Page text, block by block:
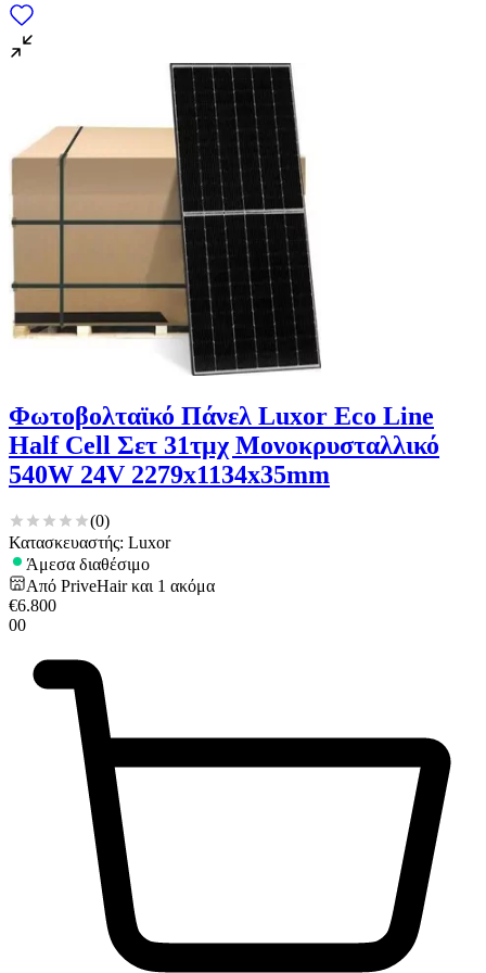
Φωτοβολταϊκό Πάνελ Luxor Eco Line
Half Cell Σετ 31τμχ Μονοκρυσταλλικό
540W 24V 2279x1134x35mm
(0)
Κατασκευαστής: Luxor
Άμεσα διαθέσιμο
Από PriveHair και 1 ακόμα
€6.800
00